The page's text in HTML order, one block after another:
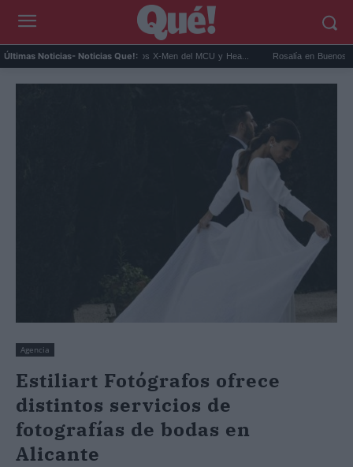
Últimas Noticias- Noticias Que!:
Connor será Cíclope en los X-Men del MCU y Hea... Rosalía en Buenos Aires:
Agencia
Estiliart Fotógrafos ofrece
distintos servicios de
fotografías de bodas en
Alicante